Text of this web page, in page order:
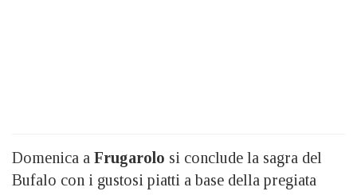
Domenica a Frugarolo si conclude la sagra del
Bufalo con i gustosi piatti a base della pregiata